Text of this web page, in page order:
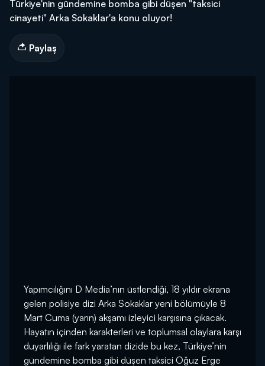
Türkiye'nin gündemine bomba gibi düşen "taksici
cinayeti" Arka Sokaklar'a konu oluyor!
Paylaş
Yapımcılığını D Media’nın üstlendiği, 18 yıldır ekrana
gelen polisiye dizi Arka Sokaklar yeni bölümüyle 8
Mart Cuma (yarın) akşamı izleyici karşısına çıkacak.
Hayatın içinden karakterleri ve toplumsal olaylara karşı
duyarlılığı ile fark yaratan dizide bu kez, Türkiye’nin
gündemine bomba gibi düşen taksici Oğuz Erge